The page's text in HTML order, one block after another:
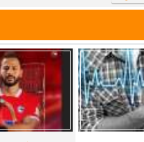
الأهلي لمواجهة برشلونة
خوان جامبر